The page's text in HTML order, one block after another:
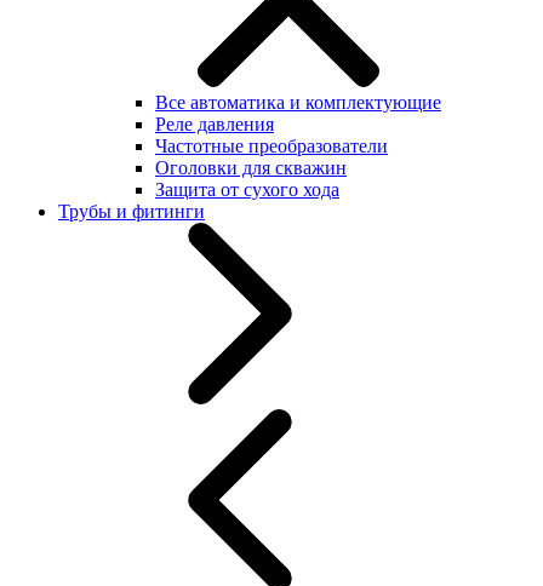
Все автоматика и комплектующие
Реле давления
Частотные преобразователи
Оголовки для скважин
Защита от сухого хода
Трубы и фитинги